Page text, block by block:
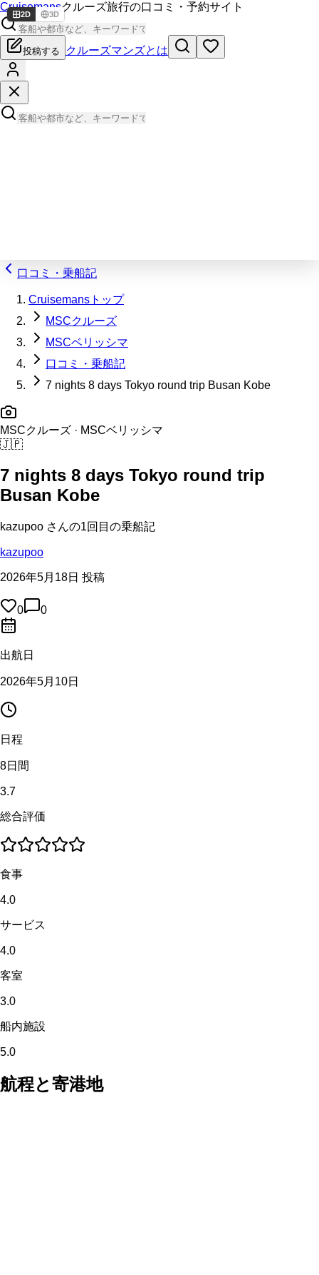
Cruisemansクルーズ旅行の口コミ・予約サイト
投稿する クルーズマンズとは
口コミ・乗船記
Cruisemansトップ
MSCクルーズ
MSCベリッシマ
口コミ・乗船記
7 nights 8 days Tokyo round trip Busan Kobe
MSCクルーズ · MSCベリッシマ
🇯🇵
7 nights 8 days Tokyo round trip
Busan Kobe
kazupoo さんの1回目の乗船記
kazupoo
2026年5月18日 投稿
0 0
出航日
2026年5月10日
日程
8日間
3.7
総合評価
食事
4.0
サービス
4.0
客室
3.0
船内施設
5.0
航程と寄港地
2D 3D